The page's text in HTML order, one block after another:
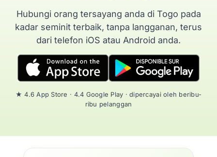
Hubungi orang tersayang anda di Togo pada
kadar seminit terbaik, tanpa langganan, terus
dari telefon iOS atau Android anda.
★ 4.6 App Store · 4.4 Google Play · dipercayai oleh beribu-
ribu pelanggan